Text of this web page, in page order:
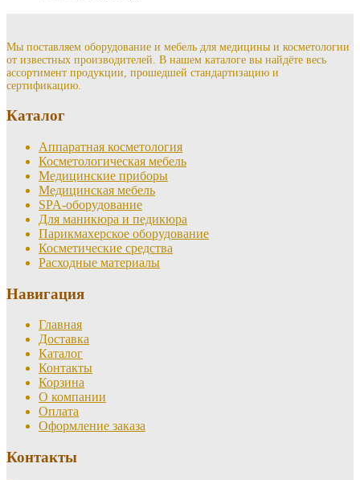
Мы поставляем оборудование и мебель для медицины и косметологии
от известных производителей. В нашем каталоге вы найдёте весь
ассортимент продукции, прошедшей стандартизацию и
сертификацию.
Каталог
Аппаратная косметология
Косметологическая мебель
Медицинские приборы
Медицинская мебель
SPA-оборудование
Для маникюра и педикюра
Парикмахерское оборудование
Косметические средства
Расходные материалы
Навигация
Главная
Доставка
Каталог
Контакты
Корзина
О компании
Оплата
Оформление заказа
Контакты